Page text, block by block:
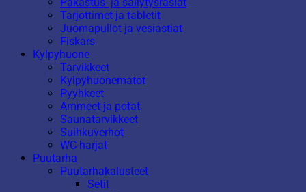
Tarjottimet ja tabletit
Juomapullot ja vesiastiat
Fiskars
Kylpyhuone
Tarvikkeet
Kylpyhuonematot
Pyyhkeet
Ammeet ja potat
Saunatarvikkeet
Suihkuverhot
WC-harjat
Puutarha
Puutarhakalusteet
Setit